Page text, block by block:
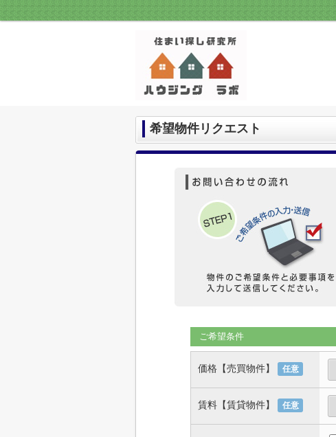
希望物件リクエスト
ご希望条件
価格【売買物件】 任意
賃料【賃貸物件】 任意